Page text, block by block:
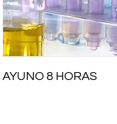
AYUNO 8 HORAS